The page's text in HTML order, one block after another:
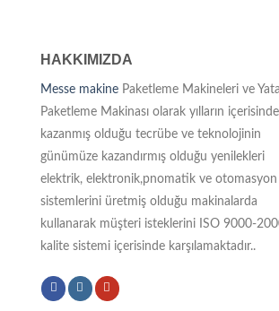
HAKKIMIZDA
Messe makine Paketleme Makineleri ve
Paketleme Makinası olarak yılların içerisinde
kazanmış olduğu tecrübe ve teknolojinin
günümüze kazandırmış olduğu yenilekleri
elektrik, elektronik,pnomatik ve otomasyon
sistemlerini üretmiş olduğu makinalarda
kullanarak müşteri isteklerini ISO 9000-
kalite sistemi içerisinde karşılamaktadır..